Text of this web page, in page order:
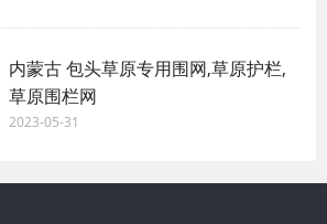
内蒙古 包头草原专用围网,草原护栏,
草原围栏网
2023-05-31